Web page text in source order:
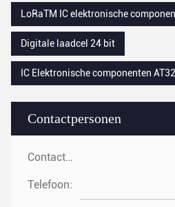
Contactpersonen
Contactpersonen:
Telefoon:
LoRaTM IC elektronische
Digitale laadcel 24 bit
IC Elektronische componenten